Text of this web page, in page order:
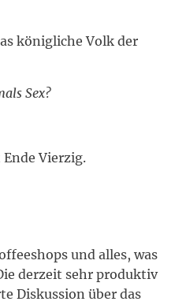
königliche Volk der
Sex?
Vierzig.
und alles, was
derzeit sehr produktiv
Diskussion über das